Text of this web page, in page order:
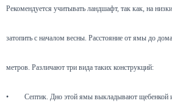
Рекомендуется учитывать ландшафт, так как, на
затопить с началом весны. Расстояние от ямы до
метров. Различают три вида таких конструкций:
• Септик. Дно этой ямы выкладывают щебенкой